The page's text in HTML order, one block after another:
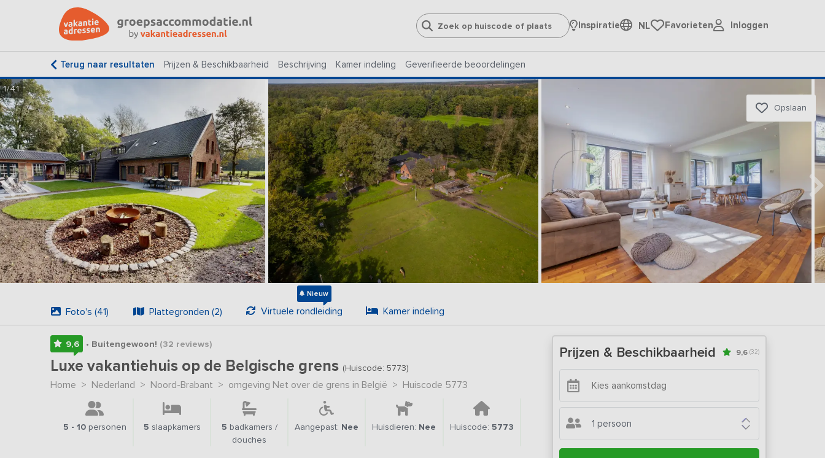
Inspiratie NL Favorieten Inloggen
Terug naar resultaten Prijzen & Beschikbaarheid Beschrijving Kamer indeling Geverifieerde beoordelingen
1/41
Opslaan
Foto's (41) Plattegronden (2) Virtuele rondleiding
Nieuw
Kamer indeling
9,6 • Buitengewoon! (32 reviews)
Luxe vakantiehuis op de Belgische grens (Huiscode: 5773)
Home > Nederland > Noord-Brabant > omgeving Net over de grens in België > Huiscode 5773
5 - 10personen 5 slaapkamers 5 badkamers /
douches
Aangepast: Nee Huisdieren: Nee Huiscode: 5773
Prijzen & Beschikbaarheid 9,6 (32)
1 persoon